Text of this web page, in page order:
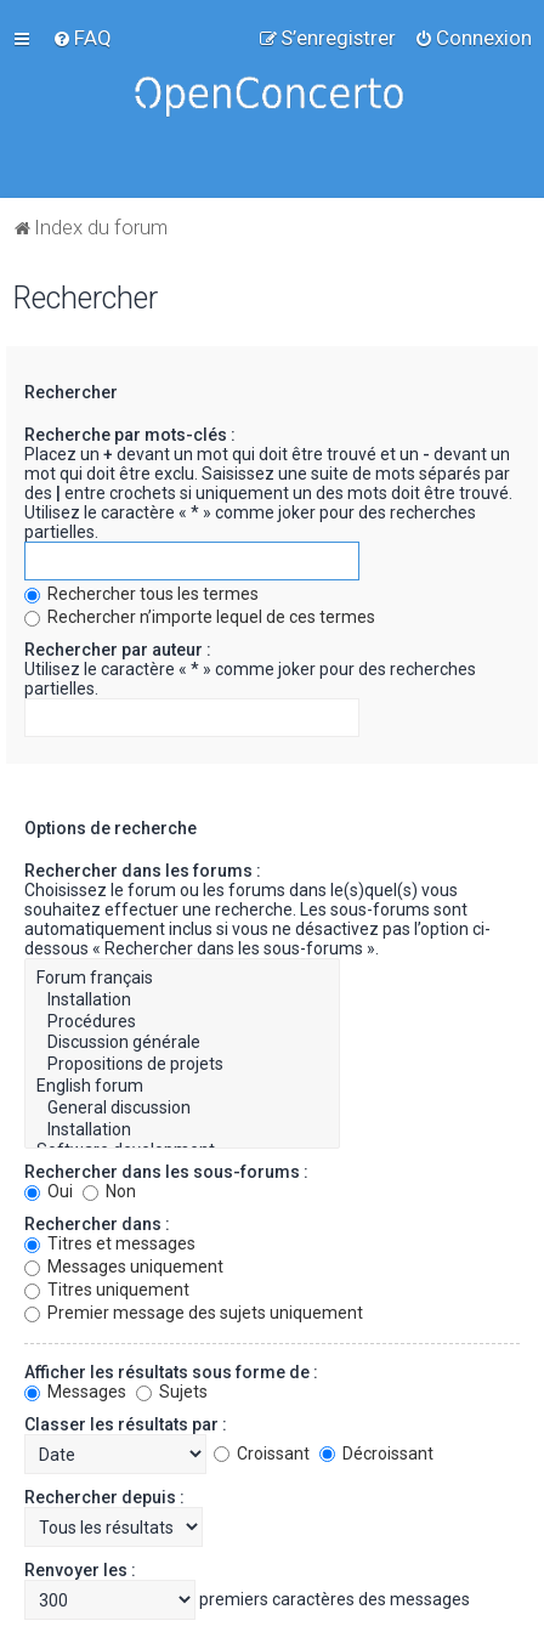
FAQ Connexion
S’enregistrer
Index du forum
Rechercher
Rechercher
Recherche par mots-clés :
Placez un + devant un mot qui doit être trouvé et un - devant un
mot qui doit être exclu. Saisissez une suite de mots séparés par
des
entre crochets si uniquement un des mots doit être trouvé.
Utilisez le caractère « * » comme joker pour des recherches
partielles.
Rechercher tous les termes
Rechercher n’importe lequel de ces termes
Rechercher par auteur :
Utilisez le caractère « * » comme joker pour des recherches
partielles.
Options de recherche
Rechercher dans les forums :
Choisissez le forum ou les forums dans le(s)quel(s) vous
souhaitez effectuer une recherche. Les sous-forums sont
automatiquement inclus si vous ne désactivez pas l’option ci-
dessous « Rechercher dans les sous-forums ».
Rechercher dans les sous-forums :
Oui
Non
Rechercher dans :
Titres et messages
Messages uniquement
Titres uniquement
Premier message des sujets uniquement
Afficher les résultats sous forme de :
Messages
Sujets
Classer les résultats par :
Croissant
Décroissant
Rechercher depuis :
Renvoyer les :
premiers caractères des messages